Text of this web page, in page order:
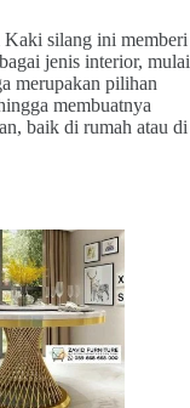
silang ini memberi
jenis interior, mulai
merupakan pilihan
membuatnya
baik di rumah atau di